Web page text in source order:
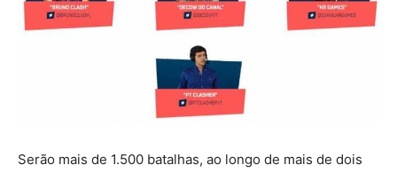
Serão mais de 1.500 batalhas, ao longo de mais de dois